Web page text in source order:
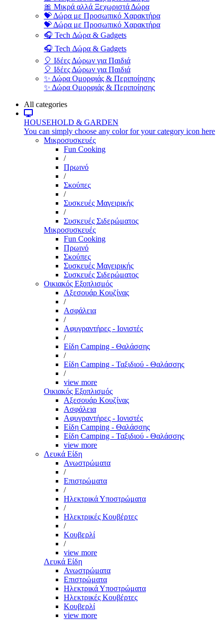
🎀 Μικρά αλλά Ξεχωριστά Δώρα
💝 Δώρα με Προσωπικό Χαρακτήρα
💝 Δώρα με Προσωπικό Χαρακτήρα
🎧 Tech Δώρα & Gadgets
🎧 Tech Δώρα & Gadgets
🎈 Ιδέες Δώρων για Παιδιά
🎈 Ιδέες Δώρων για Παιδιά
✨ Δώρα Ομορφιάς & Περιποίησης
✨ Δώρα Ομορφιάς & Περιποίησης
All categories
HOUSEHOLD & GARDEN
You can simply choose any color for your category icon here
Μικροσυσκευές
Fun Cooking
/
Πρωινό
/
Σκούπες
/
Συσκευές Μαγειρικής
/
Συσκευές Σιδερώματος
Μικροσυσκευές
Fun Cooking
Πρωινό
Σκούπες
Συσκευές Μαγειρικής
Συσκευές Σιδερώματος
Οικιακός Εξοπλισμός
Αξεσουάρ Κουζίνας
/
Ασφάλεια
/
Αφυγραντήρες - Ιονιστές
/
Είδη Camping - Θαλάσσης
/
Είδη Camping - Ταξιδιού - Θαλάσσης
/
view more
Οικιακός Εξοπλισμός
Αξεσουάρ Κουζίνας
Ασφάλεια
Αφυγραντήρες - Ιονιστές
Είδη Camping - Θαλάσσης
Είδη Camping - Ταξιδιού - Θαλάσσης
view more
Λευκά Είδη
Ανωστρώματα
/
Επιστρώματα
/
Ηλεκτρικά Υποστρώματα
/
Ηλεκτρικές Κουβέρτες
/
Κουβερλί
/
view more
Λευκά Είδη
Ανωστρώματα
Επιστρώματα
Ηλεκτρικά Υποστρώματα
Ηλεκτρικές Κουβέρτες
Κουβερλί
view more